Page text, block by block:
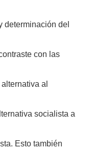
determinación del
con las
al
socialista a
Esto también